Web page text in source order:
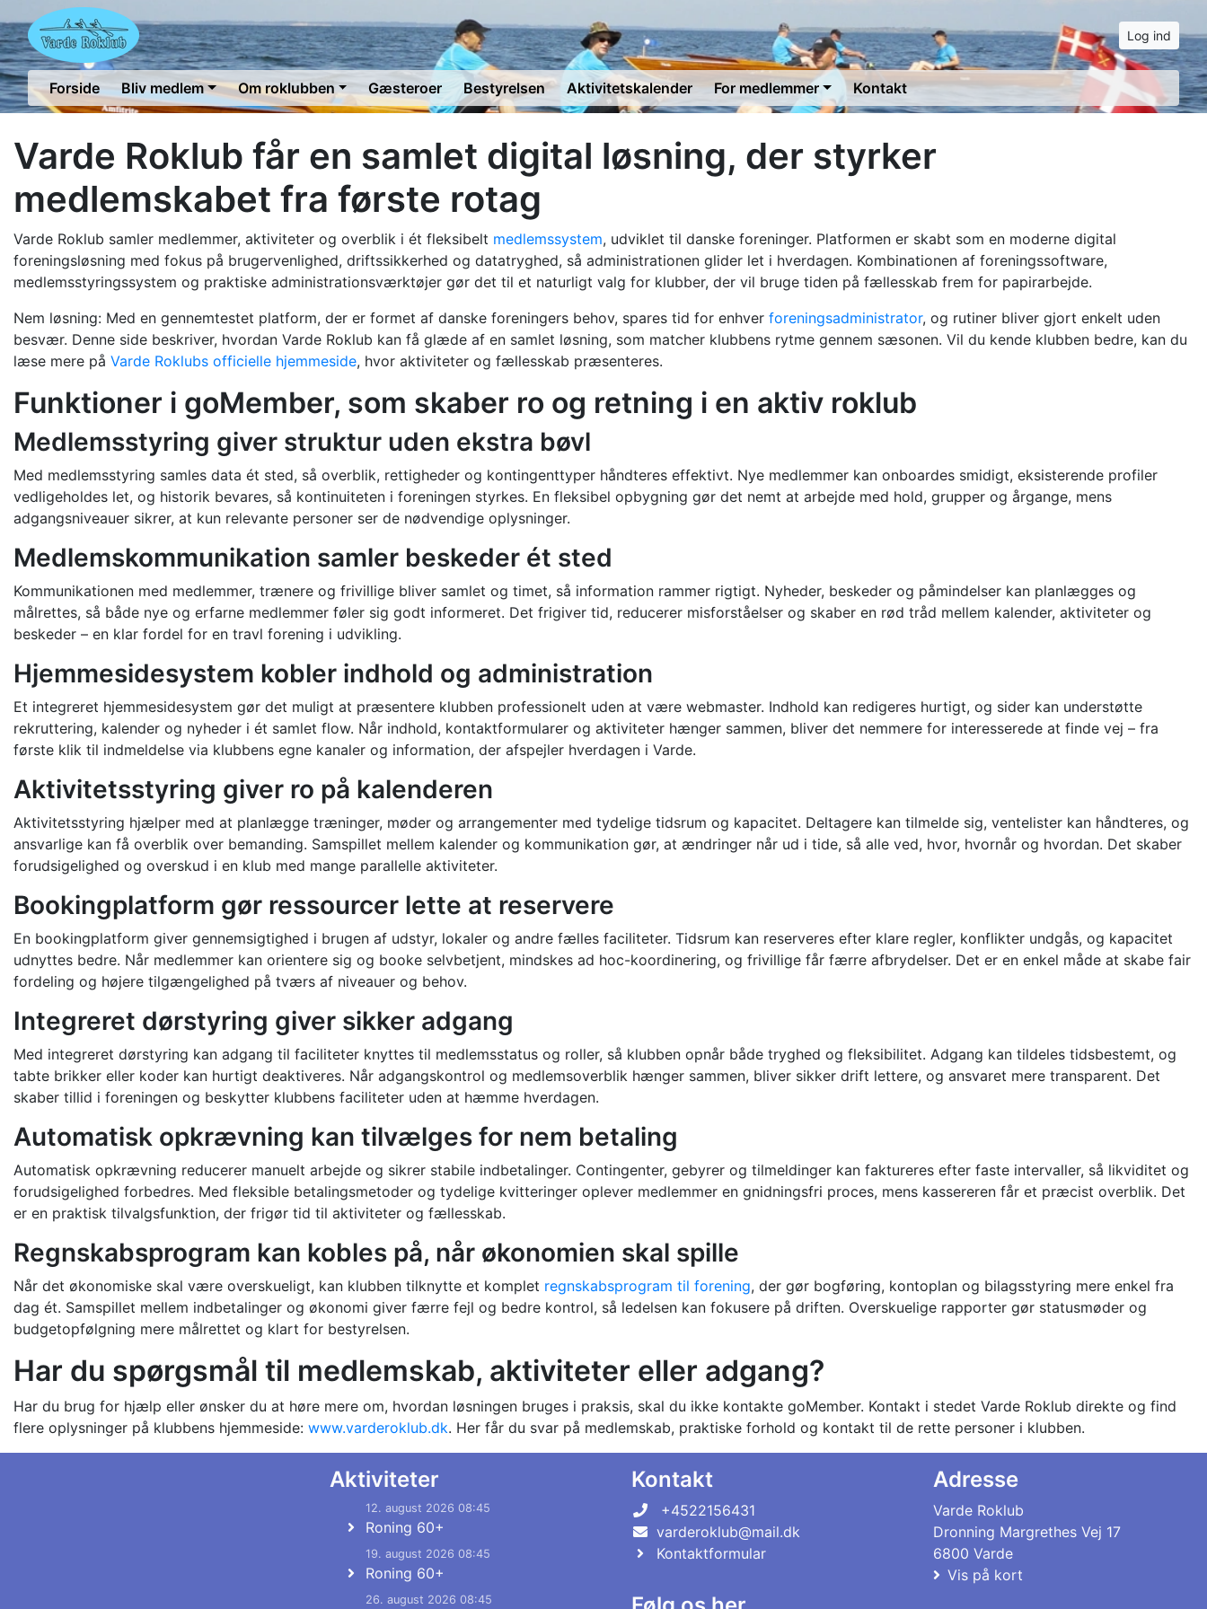
Log ind
Forside Bliv medlem Om roklubben Gæsteroer Bestyrelsen Aktivitetskalender For medlemmer Kontakt
Varde Roklub får en samlet digital løsning, der styrker
medlemskabet fra første rotag
Varde Roklub samler medlemmer, aktiviteter og overblik i ét fleksibelt medlemssystem, udviklet til danske foreninger. Platformen er skabt som en moderne digital
foreningsløsning med fokus på brugervenlighed, driftssikkerhed og datatryghed, så administrationen glider let i hverdagen. Kombinationen af foreningssoftware,
medlemsstyringssystem og praktiske administrationsværktøjer gør det til et naturligt valg for klubber, der vil bruge tiden på fællesskab frem for papirarbejde.
Nem løsning: Med en gennemtestet platform, der er formet af danske foreningers behov, spares tid for enhver foreningsadministrator, og rutiner bliver gjort enkelt uden
besvær. Denne side beskriver, hvordan Varde Roklub kan få glæde af en samlet løsning, som matcher klubbens rytme gennem sæsonen. Vil du kende klubben bedre, kan du
læse mere på Varde Roklubs officielle hjemmeside, hvor aktiviteter og fællesskab præsenteres.
Funktioner i goMember, som skaber ro og retning i en aktiv roklub
Medlemsstyring giver struktur uden ekstra bøvl
Med medlemsstyring samles data ét sted, så overblik, rettigheder og kontingenttyper håndteres effektivt. Nye medlemmer kan onboardes smidigt, eksisterende profiler
vedligeholdes let, og historik bevares, så kontinuiteten i foreningen styrkes. En fleksibel opbygning gør det nemt at arbejde med hold, grupper og årgange, mens
adgangsniveauer sikrer, at kun relevante personer ser de nødvendige oplysninger.
Medlemskommunikation samler beskeder ét sted
Kommunikationen med medlemmer, trænere og frivillige bliver samlet og timet, så information rammer rigtigt. Nyheder, beskeder og påmindelser kan planlægges og
målrettes, så både nye og erfarne medlemmer føler sig godt informeret. Det frigiver tid, reducerer misforståelser og skaber en rød tråd mellem kalender, aktiviteter og
beskeder – en klar fordel for en travl forening i udvikling.
Hjemmesidesystem kobler indhold og administration
Et integreret hjemmesidesystem gør det muligt at præsentere klubben professionelt uden at være webmaster. Indhold kan redigeres hurtigt, og sider kan understøtte
rekruttering, kalender og nyheder i ét samlet flow. Når indhold, kontaktformularer og aktiviteter hænger sammen, bliver det nemmere for interesserede at finde vej – fra
første klik til indmeldelse via klubbens egne kanaler og information, der afspejler hverdagen i Varde.
Aktivitetsstyring giver ro på kalenderen
Aktivitetsstyring hjælper med at planlægge træninger, møder og arrangementer med tydelige tidsrum og kapacitet. Deltagere kan tilmelde sig, ventelister kan håndteres, og
ansvarlige kan få overblik over bemanding. Samspillet mellem kalender og kommunikation gør, at ændringer når ud i tide, så alle ved, hvor, hvornår og hvordan. Det skaber
forudsigelighed og overskud i en klub med mange parallelle aktiviteter.
Bookingplatform gør ressourcer lette at reservere
En bookingplatform giver gennemsigtighed i brugen af udstyr, lokaler og andre fælles faciliteter. Tidsrum kan reserveres efter klare regler, konflikter undgås, og kapacitet
udnyttes bedre. Når medlemmer kan orientere sig og booke selvbetjent, mindskes ad hoc-koordinering, og frivillige får færre afbrydelser. Det er en enkel måde at skabe fair
fordeling og højere tilgængelighed på tværs af niveauer og behov.
Integreret dørstyring giver sikker adgang
Med integreret dørstyring kan adgang til faciliteter knyttes til medlemsstatus og roller, så klubben opnår både tryghed og fleksibilitet. Adgang kan tildeles tidsbestemt, og
tabte brikker eller koder kan hurtigt deaktiveres. Når adgangskontrol og medlemsoverblik hænger sammen, bliver sikker drift lettere, og ansvaret mere transparent. Det
skaber tillid i foreningen og beskytter klubbens faciliteter uden at hæmme hverdagen.
Automatisk opkrævning kan tilvælges for nem betaling
Automatisk opkrævning reducerer manuelt arbejde og sikrer stabile indbetalinger. Contingenter, gebyrer og tilmeldinger kan faktureres efter faste intervaller, så likviditet og
forudsigelighed forbedres. Med fleksible betalingsmetoder og tydelige kvitteringer oplever medlemmer en gnidningsfri proces, mens kassereren får et præcist overblik. Det
er en praktisk tilvalgsfunktion, der frigør tid til aktiviteter og fællesskab.
Regnskabsprogram kan kobles på, når økonomien skal spille
Når det økonomiske skal være overskueligt, kan klubben tilknytte et komplet regnskabsprogram til forening, der gør bogføring, kontoplan og bilagsstyring mere enkel fra
dag ét. Samspillet mellem indbetalinger og økonomi giver færre fejl og bedre kontrol, så ledelsen kan fokusere på driften. Overskuelige rapporter gør statusmøder og
budgetopfølgning mere målrettet og klart for bestyrelsen.
Har du spørgsmål til medlemskab, aktiviteter eller adgang?
Har du brug for hjælp eller ønsker du at høre mere om, hvordan løsningen bruges i praksis, skal du ikke kontakte goMember. Kontakt i stedet Varde Roklub direkte og find
flere oplysninger på klubbens hjemmeside: www.varderoklub.dk. Her får du svar på medlemskab, praktiske forhold og kontakt til de rette personer i klubben.
Aktiviteter
12. august 2026 08:45
Roning 60+
19. august 2026 08:45
Roning 60+
26. august 2026 08:45
Kontakt
+4522156431
varderoklub@mail.dk
Kontaktformular
Adresse
Varde Roklub
Dronning Margrethes Vej 17
6800 Varde
Vis på kort